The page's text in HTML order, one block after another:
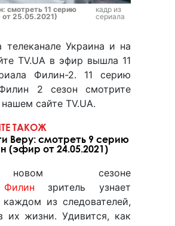
смотреть 11 серию
от 25.05.2021)
кадр из
сериала
Украина и на
TV.UA в эфир вышла 11
Филин-2. 11 серию
2 сезон смотрите
сайте TV.UA.
ТАКОЖ
Веру: смотреть 9 серию
(эфир от 24.05.2021)
сезоне
Филин зритель узнает
из следователей,
их жизни. Удивится, как